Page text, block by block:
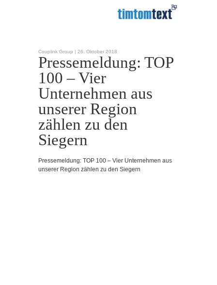
Couplink Group | 26. Oktober 2018
Pressemeldung: TOP
100 – Vier
Unternehmen aus
unserer Region
zählen zu den
Siegern
Pressemeldung: TOP 100 – Vier Unternehmen aus
unserer Region zählen zu den Siegern